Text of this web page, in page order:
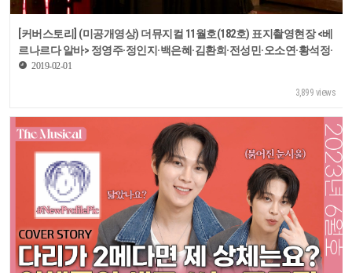
[커버스토리] (미공개영상) 더뮤지컬 11월호(182호) 표지촬영현장 <베
르나르다 알바> 정영주·정인지·백은혜·김환희·전성민·오소연·황석정·
이영미·김히어라·김국희
2019-02-01
3,899 views